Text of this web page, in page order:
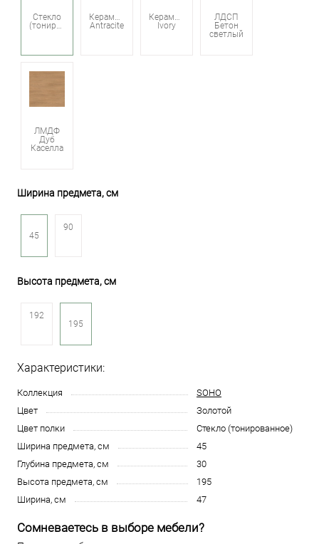
Стекло
Керамика
Antracite
Керамика
Ivory
ЛДСП
Бетон
светлый
ЛМДФ
Дуб
Каселла
Ширина предмета, см
45
90
Высота предмета, см
192
195
Характеристики:
Коллекция
SOHO
Цвет
Золотой
Цвет полки
Стекло (тонированное)
Ширина предмета, см
45
Глубина предмета, см
30
Высота предмета, см
195
Ширина, см
47
Сомневаетесь в выборе мебели?